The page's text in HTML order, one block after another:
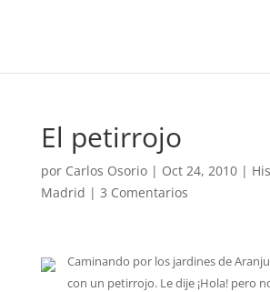
El petirrojo
por Carlos Osorio| Oct 24, 2010|
Madrid | 3 Comentarios
Caminando por los jardines de
con un petirrojo. Le dije ¡Hola! pero